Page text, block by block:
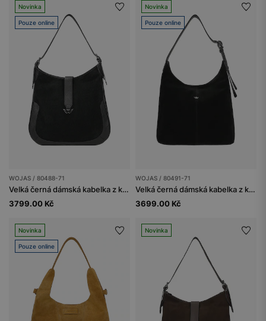
Novinka
Pouze online
WOJAS / 80488-71
Velká černá dámská kabelka z kombinované kůže
3799.00 Kč
Novinka
Pouze online
WOJAS / 80491-71
Velká černá dámská kabelka z kombinované kůže
3699.00 Kč
Novinka
Pouze online
Novinka